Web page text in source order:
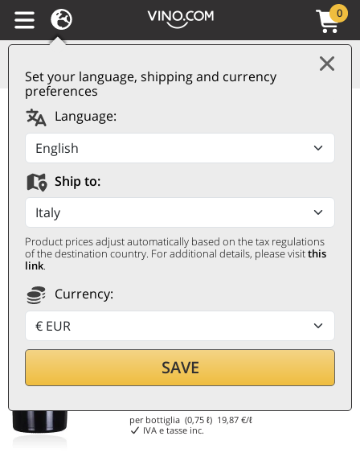
Set your language, shipping and currency
preferences
Language:
Ship to:
Product prices adjust automatically based on the tax regulations
of the destination country. For additional details, please visitthis
link.
Currency:
SAVE
0
Puglia IGT Rosso Tre di
Tre limited edition 2023
Lupo Meraviglia
LUPO MERAVIGLIA
0,75 ℓ
14,90€
per bottiglia (0,75 ℓ) 19,87 €/ℓ
IVA e tasse inc.